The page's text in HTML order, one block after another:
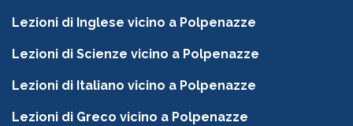
Lezioni di Inglese vicino a Polpenazze
Lezioni di Scienze vicino a Polpenazze
Lezioni di Italiano vicino a Polpenazze
Lezioni di Greco vicino a Polpenazze